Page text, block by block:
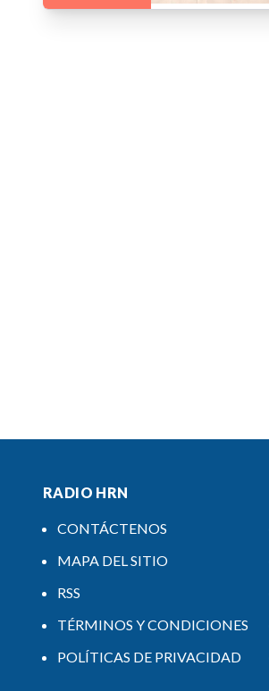
RADIO HRN
CONTÁCTENOS
MAPA DEL SITIO
RSS
TÉRMINOS Y CONDICIONES
POLÍTICAS DE PRIVACIDAD